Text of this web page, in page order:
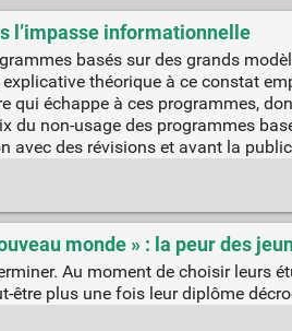
l’impasse informationnelle
basés sur des grands
théorique à ce constat
qui échappe à ces programmes,
du non-usage des programmes
avec des révisions et avant la
monde » : la peur des
Au moment de choisir leurs
être plus une fois leur diplôme